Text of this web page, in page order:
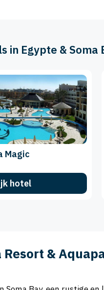
Egypte & Soma
Magic
hotel
&